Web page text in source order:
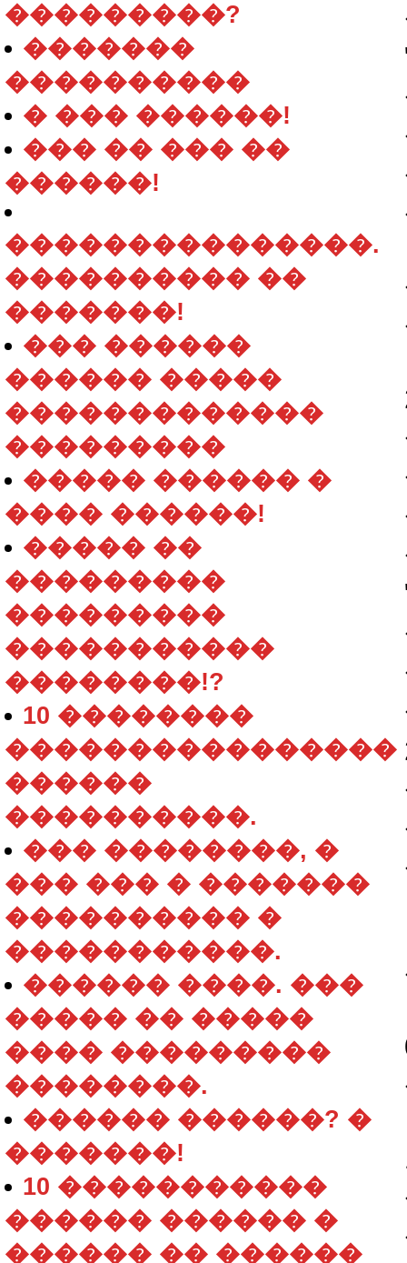
���������?
�������
����������
� ��� ������!
��� �� ��� ��
������!
���������������.
���������� ��
�������!
��� ������
������ �����
�������������
���������
����� ������ �
���� ������!
����� ��
���������
���������
�����������
��������!?
10 ��������
����������������
������
����������.
��� ��������, �
��� ��� � �������
���������� �
�����������.
������ ����. ���
����� �� �����
���� ���������
��������.
������ ������? �
�������!
10 �����������
������ ������ �
������ �� ������